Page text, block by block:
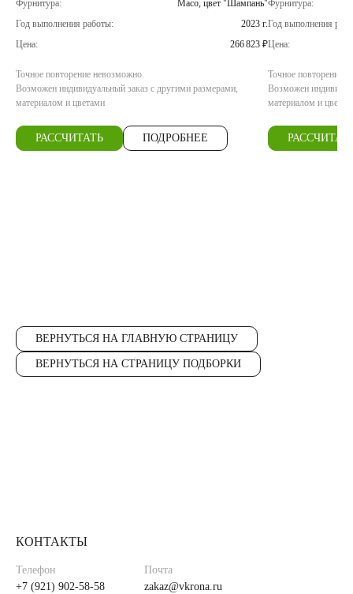
Фурнитура:
Maco, цвет "Шампань"
Год выполнения работы:
2023 г.
Цена:
266 823 ₽
Точное повторение невозможно.
Возможен индивидуальный заказ с другими размерами,
материалом и цветами
РАССЧИТАТЬ ПОДРОБНЕЕ
Фурнитура:
Год выполнения
Цена:
Точное повторение
Возможен
материалом и
ВЕРНУТЬСЯ НА ГЛАВНУЮ СТРАНИЦУ
ВЕРНУТЬСЯ НА СТРАНИЦУ ПОДБОРКИ
КОНТАКТЫ
Телефон
+7 (921) 902-58-58
Почта
zakaz@vkrona.ru